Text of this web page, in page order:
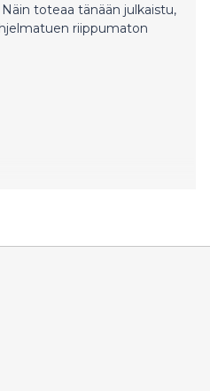
toteaa tänään julkaistu,
riippumaton